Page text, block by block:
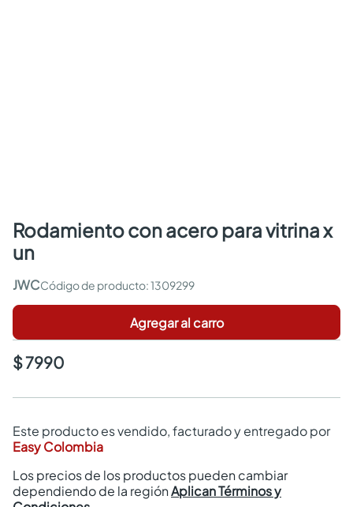
rodamiento con acero para vitrina x
un
JWC :1309299
Agregar al carro
$ 7990
Este producto es vendido, facturado y entregado por
Easy Colombia
Los precios de los productos pueden cambiar
dependiendo de la regiónAplican Términos y